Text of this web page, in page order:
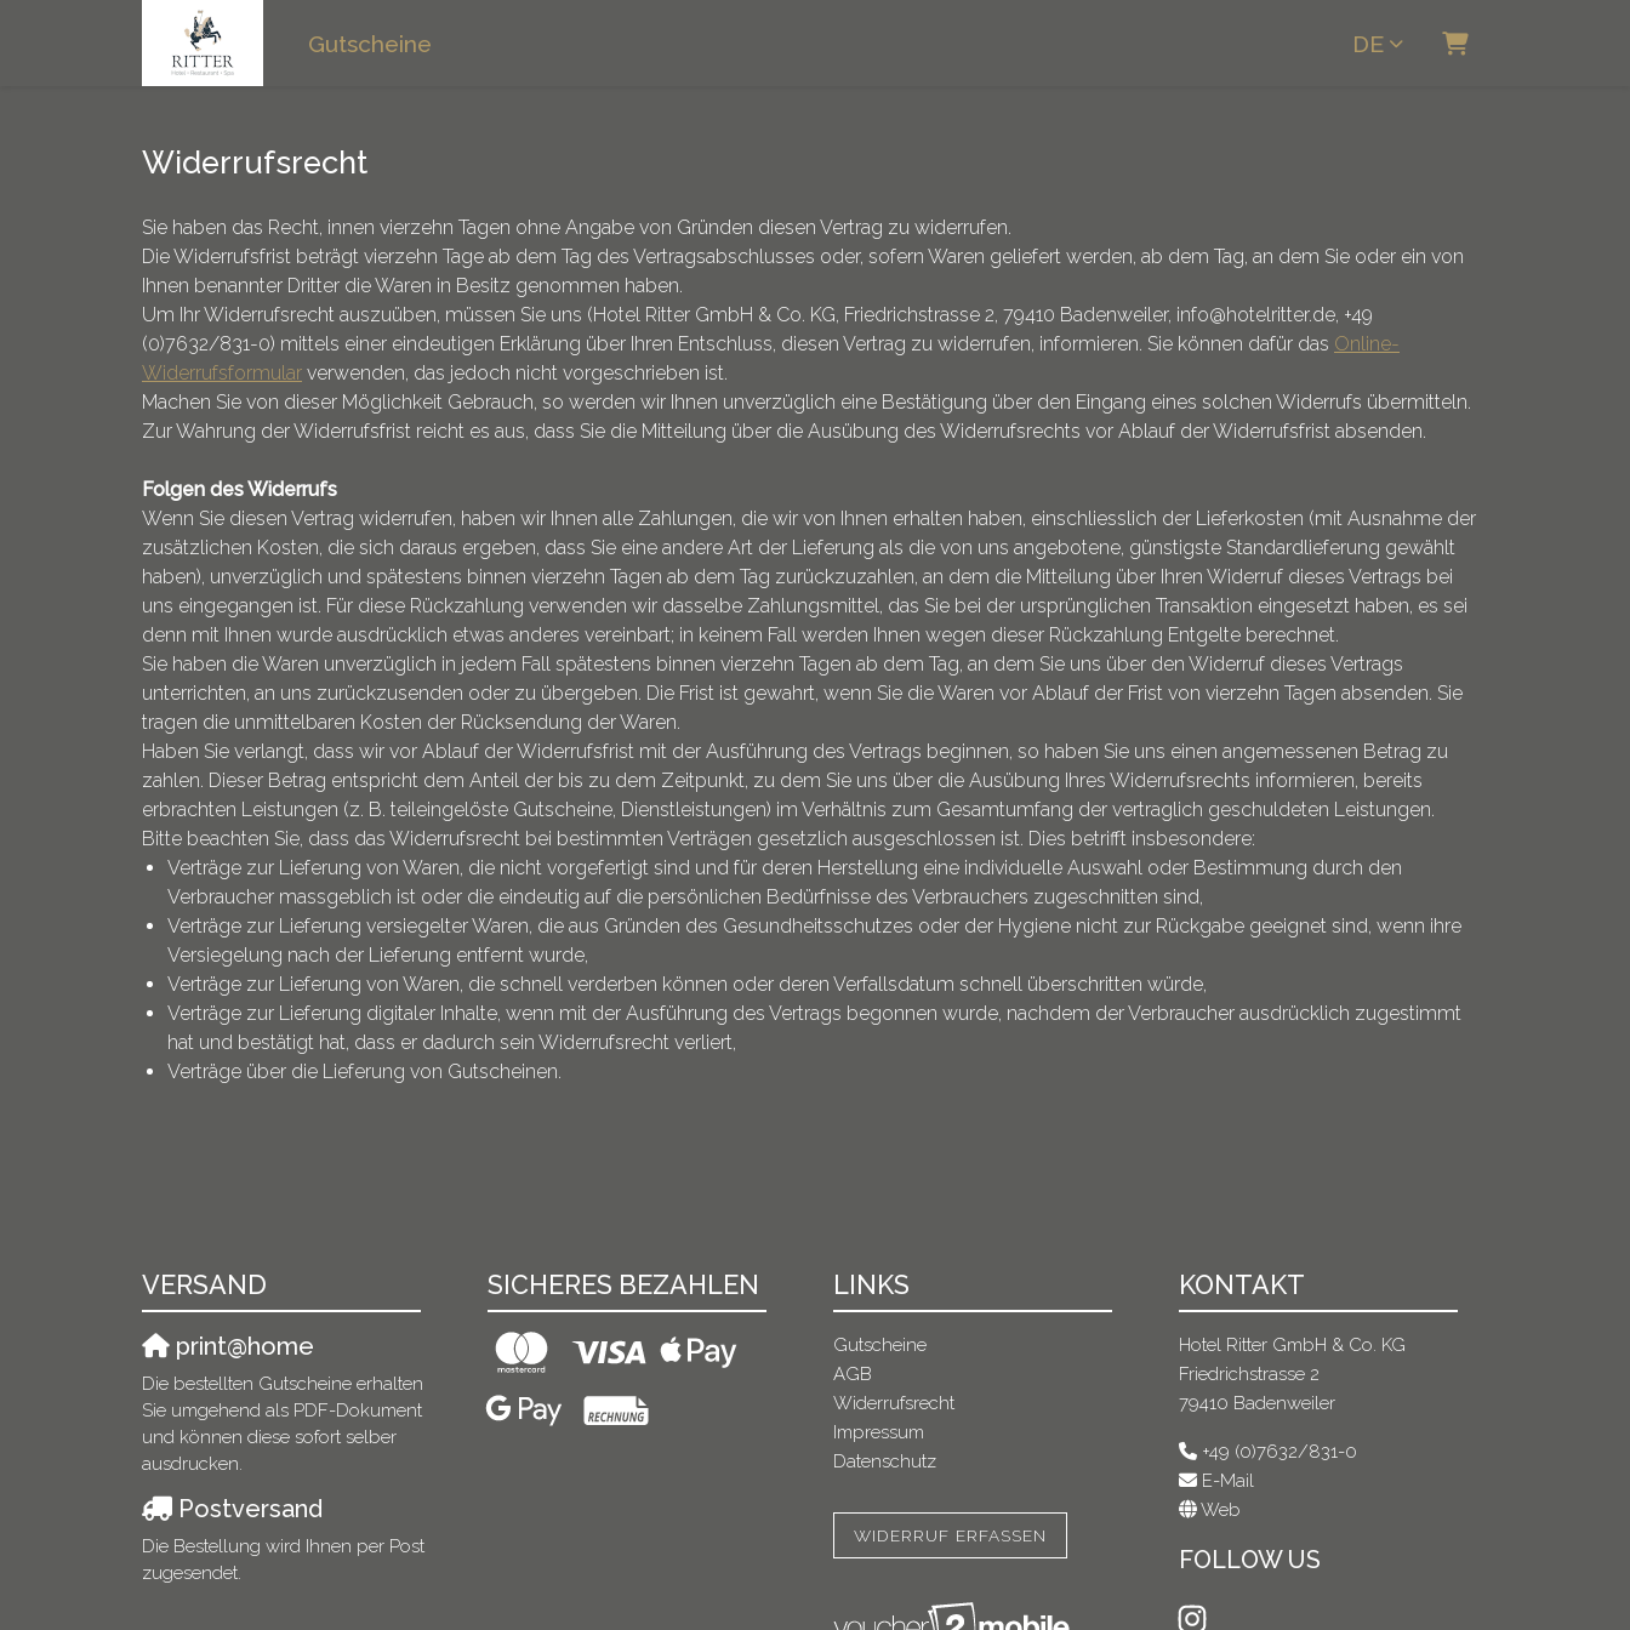
Gutscheine DE
Warenkorb
Widerrufsrecht
Sie haben das Recht, innen vierzehn Tagen ohne Angabe von Gründen diesen Vertrag zu widerrufen.
Die Widerrufsfrist beträgt vierzehn Tage ab dem Tag des Vertragsabschlusses oder, sofern Waren geliefert werden, ab dem Tag, an dem Sie oder ein von
Ihnen benannter Dritter die Waren in Besitz genommen haben.
Um Ihr Widerrufsrecht auszuüben, müssen Sie uns (Hotel Ritter GmbH & Co. KG, Friedrichstrasse 2, 79410 Badenweiler, info@hotelritter.de, +49
(0)7632/831-0) mittels einer eindeutigen Erklärung über Ihren Entschluss, diesen Vertrag zu widerrufen, informieren. Sie können dafür das Online-
Widerrufsformular verwenden, das jedoch nicht vorgeschrieben ist.
Machen Sie von dieser Möglichkeit Gebrauch, so werden wir Ihnen unverzüglich eine Bestätigung über den Eingang eines solchen Widerrufs übermitteln.
Zur Wahrung der Widerrufsfrist reicht es aus, dass Sie die Mitteilung über die Ausübung des Widerrufsrechts vor Ablauf der Widerrufsfrist absenden.
Folgen des Widerrufs
Wenn Sie diesen Vertrag widerrufen, haben wir Ihnen alle Zahlungen, die wir von Ihnen erhalten haben, einschliesslich der Lieferkosten (mit Ausnahme der
zusätzlichen Kosten, die sich daraus ergeben, dass Sie eine andere Art der Lieferung als die von uns angebotene, günstigste Standardlieferung gewählt
haben), unverzüglich und spätestens binnen vierzehn Tagen ab dem Tag zurückzuzahlen, an dem die Mitteilung über Ihren Widerruf dieses Vertrags bei
uns eingegangen ist. Für diese Rückzahlung verwenden wir dasselbe Zahlungsmittel, das Sie bei der ursprünglichen Transaktion eingesetzt haben, es sei
denn mit Ihnen wurde ausdrücklich etwas anderes vereinbart; in keinem Fall werden Ihnen wegen dieser Rückzahlung Entgelte berechnet.
Sie haben die Waren unverzüglich in jedem Fall spätestens binnen vierzehn Tagen ab dem Tag, an dem Sie uns über den Widerruf dieses Vertrags
unterrichten, an uns zurückzusenden oder zu übergeben. Die Frist ist gewahrt, wenn Sie die Waren vor Ablauf der Frist von vierzehn Tagen absenden. Sie
tragen die unmittelbaren Kosten der Rücksendung der Waren.
Haben Sie verlangt, dass wir vor Ablauf der Widerrufsfrist mit der Ausführung des Vertrags beginnen, so haben Sie uns einen angemessenen Betrag zu
zahlen. Dieser Betrag entspricht dem Anteil der bis zu dem Zeitpunkt, zu dem Sie uns über die Ausübung Ihres Widerrufsrechts informieren, bereits
erbrachten Leistungen (z. B. teileingelöste Gutscheine, Dienstleistungen) im Verhältnis zum Gesamtumfang der vertraglich geschuldeten Leistungen.
Bitte beachten Sie, dass das Widerrufsrecht bei bestimmten Verträgen gesetzlich ausgeschlossen ist. Dies betrifft insbesondere:
Verträge zur Lieferung von Waren, die nicht vorgefertigt sind und für deren Herstellung eine individuelle Auswahl oder Bestimmung durch den
Verbraucher massgeblich ist oder die eindeutig auf die persönlichen Bedürfnisse des Verbrauchers zugeschnitten sind,
Verträge zur Lieferung versiegelter Waren, die aus Gründen des Gesundheitsschutzes oder der Hygiene nicht zur Rückgabe geeignet sind, wenn ihre
Versiegelung nach der Lieferung entfernt wurde,
Verträge zur Lieferung von Waren, die schnell verderben können oder deren Verfallsdatum schnell überschritten würde,
Verträge zur Lieferung digitaler Inhalte, wenn mit der Ausführung des Vertrags begonnen wurde, nachdem der Verbraucher ausdrücklich zugestimmt
hat und bestätigt hat, dass er dadurch sein Widerrufsrecht verliert,
Verträge über die Lieferung von Gutscheinen.
VERSAND
print@home
Die bestellten Gutscheine erhalten
Sie umgehend als PDF-Dokument
und können diese sofort selber
ausdrucken.
Postversand
Die Bestellung wird Ihnen per Post
zugesendet.
SICHERES BEZAHLEN LINKS
Gutscheine
AGB
Widerrufsrecht
Impressum
Datenschutz
WIDERRUF ERFASSEN
KONTAKT
Hotel Ritter GmbH & Co. KG
Friedrichstrasse 2
79410 Badenweiler
+49 (0)7632/831-0
E-Mail
Web
FOLLOW US